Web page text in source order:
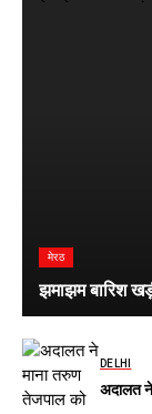
मेरठ
झमाझम बारिश
DELHI
अदालत